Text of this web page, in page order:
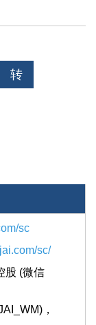
转
sc
sc/
股 (微信
，